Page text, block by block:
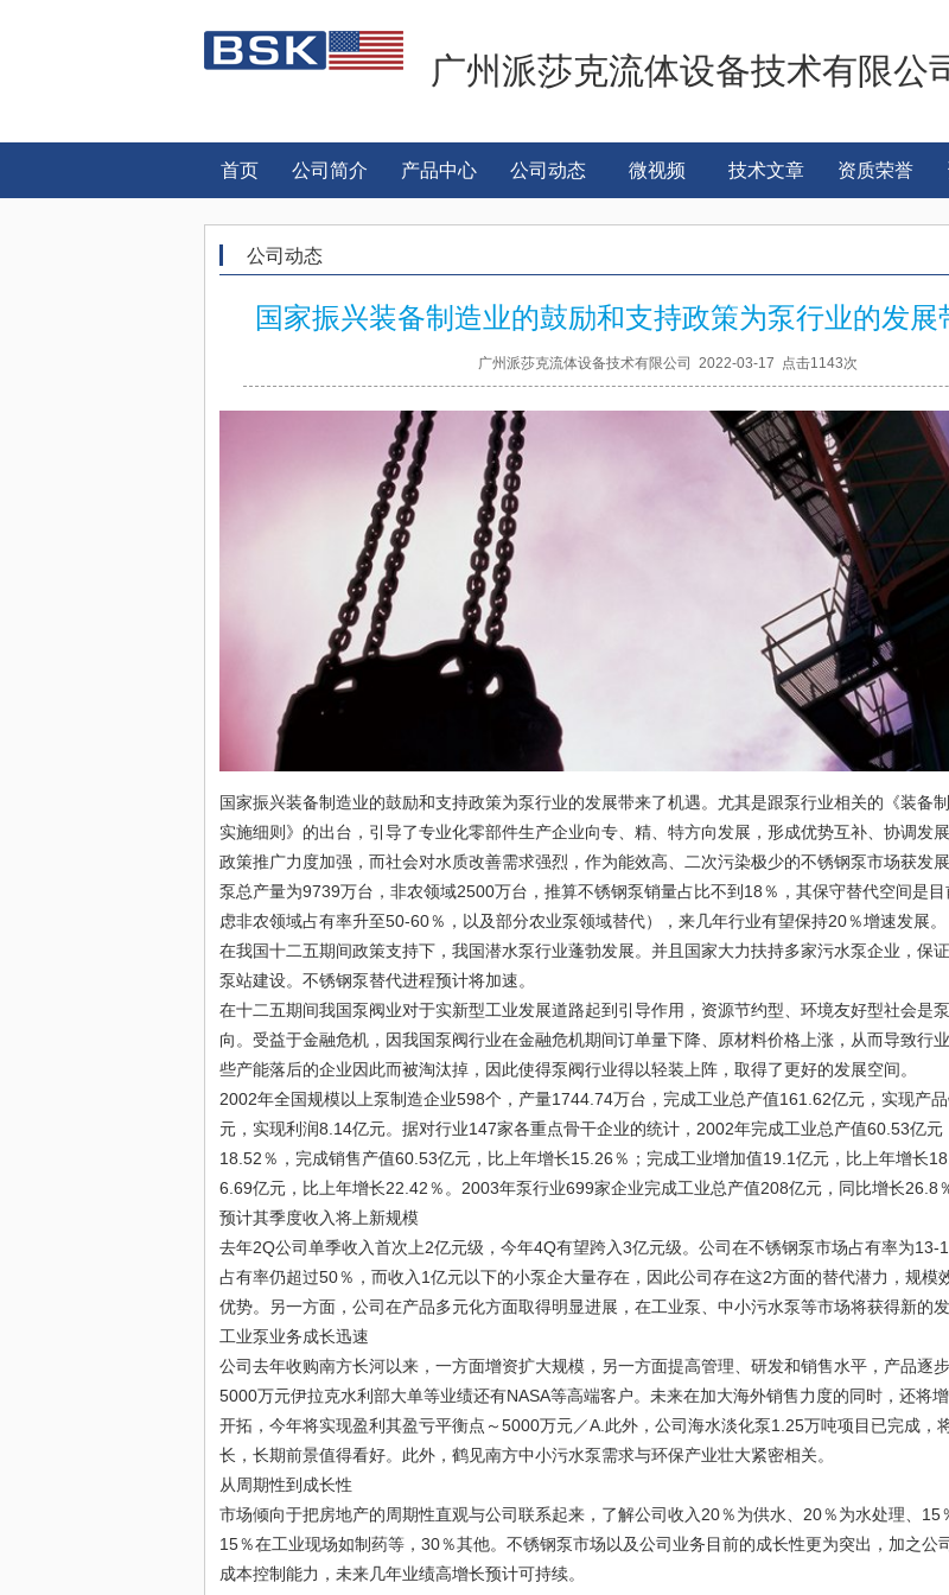
广州派莎克流体设备技术有限公
首页 公司简介 产品中心 公司动态 微视频 技术文章 资质荣誉
公司动态
国家振兴装备制造业的鼓励和支持政策为泵行业的发展
广州派莎克流体设备技术有限公司 2022-03-17 点击1143次
国家振兴装备制造业的鼓励和支持政策为泵行业的发展带来了机遇。尤其是跟泵行业相关的《装备
实施细则》的出台，引导了专业化零部件生产企业向专、精、特方向发展，形成优势互补、协调发展
政策推广力度加强，而社会对水质改善需求强烈，作为能效高、二次污染极少的不锈钢泵市场获发
泵总产量为9739万台，非农领域2500万台，推算不锈钢泵销量占比不到18％，其保守替代空间是
虑非农领域占有率升至50-60％，以及部分农业泵领域替代），来几年行业有望保持20％增速发展。
在我国十二五期间政策支持下，我国潜水泵行业蓬勃发展。并且国家大力扶持多家污水泵企业，保
泵站建设。不锈钢泵替代进程预计将加速。
在十二五期间我国泵阀业对于实新型工业发展道路起到引导作用，资源节约型、环境友好型社会是
向。受益于金融危机，因我国泵阀行业在金融危机期间订单量下降、原材料价格上涨，从而导致行
些产能落后的企业因此而被淘汰掉，因此使得泵阀行业得以轻装上阵，取得了更好的发展空间。
2002年全国规模以上泵制造企业598个，产量1744.74万台，完成工业总产值161.62亿元，实现产
元，实现利润8.14亿元。据对行业147家各重点骨干企业的统计，2002年完成工业总产值60.53亿元
18.52％，完成销售产值60.53亿元，比上年增长15.26％；完成工业增加值19.1亿元，比上年增长
6.69亿元，比上年增长22.42％。2003年泵行业699家企业完成工业总产值208亿元，同比增长26.8％
预计其季度收入将上新规模
去年2Q公司单季收入首次上2亿元级，今年4Q有望跨入3亿元级。公司在不锈钢泵市场占有率为13-
占有率仍超过50％，而收入1亿元以下的小泵企大量存在，因此公司存在这2方面的替代潜力，规模
优势。另一方面，公司在产品多元化方面取得明显进展，在工业泵、中小污水泵等市场将获得新的发
工业泵业务成长迅速
公司去年收购南方长河以来，一方面增资扩大规模，另一方面提高管理、研发和销售水平，产品逐
5000万元伊拉克水利部大单等业绩还有NASA等高端客户。未来在加大海外销售力度的同时，还将
开拓，今年将实现盈利其盈亏平衡点～5000万元／A.此外，公司海水淡化泵1.25万吨项目已完成，
长，长期前景值得看好。此外，鹤见南方中小污水泵需求与环保产业壮大紧密相关。
从周期性到成长性
市场倾向于把房地产的周期性直观与公司联系起来，了解公司收入20％为供水、20％为水处理、15
15％在工业现场如制药等，30％其他。不锈钢泵市场以及公司业务目前的成长性更为突出，加之公
成本控制能力，未来几年业绩高增长预计可持续。